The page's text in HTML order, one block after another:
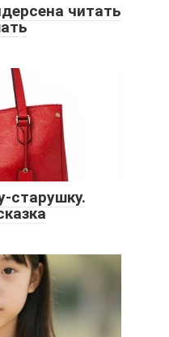
читать
старушку.